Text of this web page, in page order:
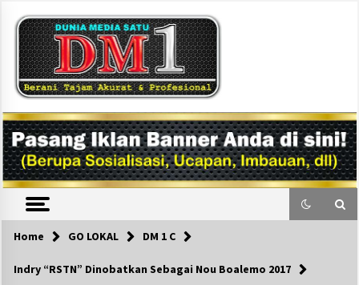
content
DM1
Home GO LOKAL DM 1 C
Indry “RSTN” Dinobatkan Sebagai Nou Boalemo 2017